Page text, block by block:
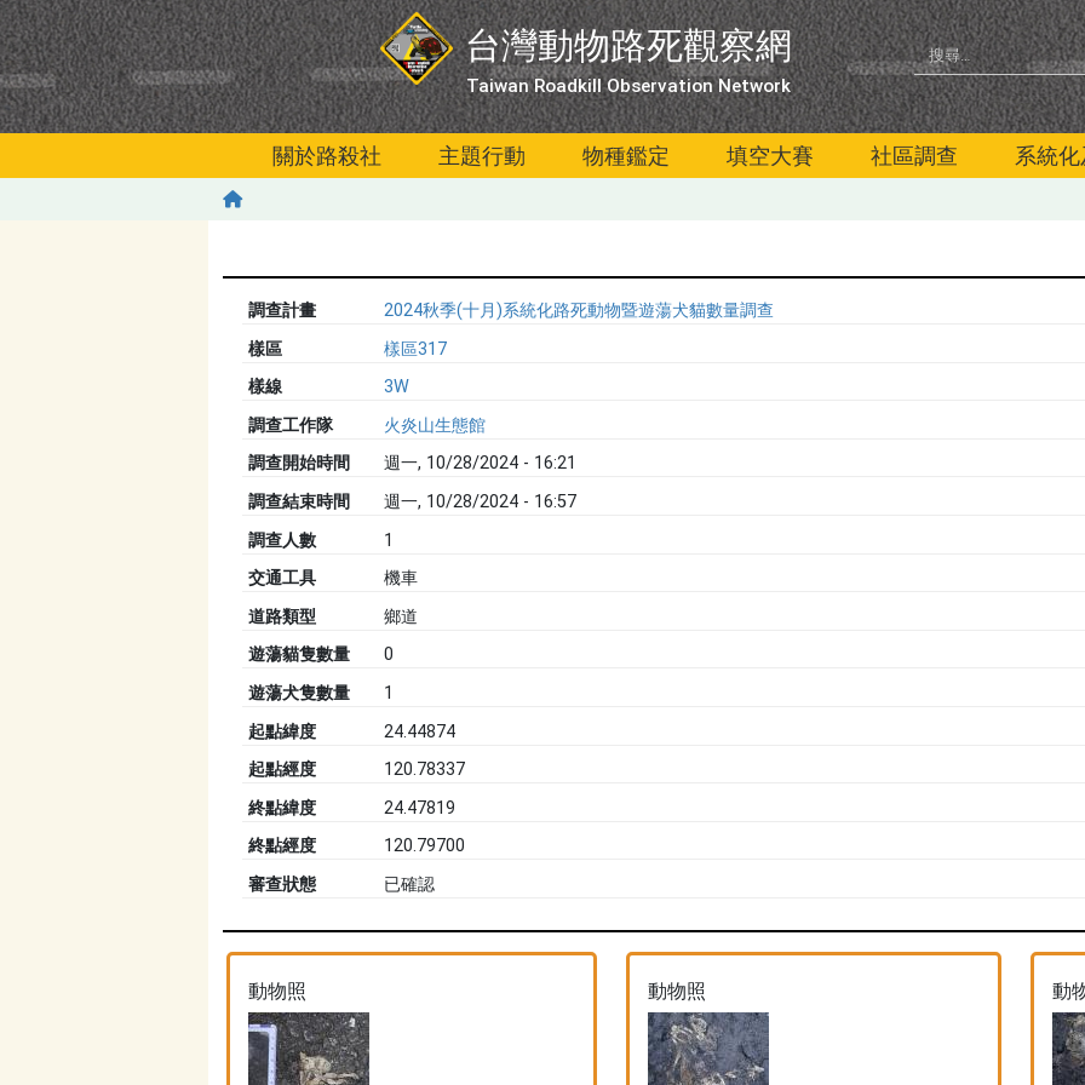
移至主內容
台灣動物路死觀察網
Taiwan Roadkill Observation Network
關於路殺社 主題行動 物種鑑定 填空大賽 社區調查 系統
調查計畫
2024秋季(十月)系統化路死動物暨遊蕩犬貓數量調查
樣區
樣區317
樣線
3W
調查工作隊
火炎山生態館
調查開始時間
週一, 10/28/2024 - 16:21
調查結束時間
週一, 10/28/2024 - 16:57
調查人數
1
交通工具
機車
道路類型
鄉道
遊蕩貓隻數量
0
遊蕩犬隻數量
1
起點緯度
24.44874
起點經度
120.78337
終點緯度
24.47819
終點經度
120.79700
審查狀態
已確認
動物照 動物照 動